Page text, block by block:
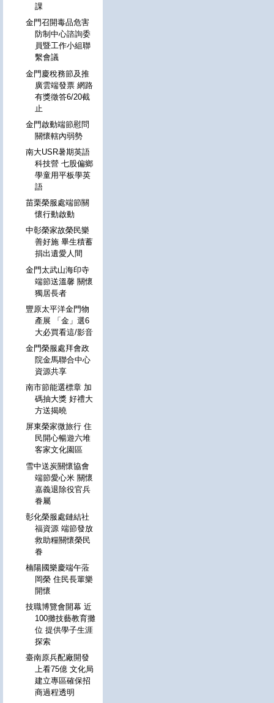
課
金門召開毒品危害
防制中心諮詢委
員暨工作小組聯
繫會議
金門慶稅務節及推
廣雲端發票 網路
有獎徵答6/20截
止
金門啟動端節慰問
關懷轄內弱勢
南大USR暑期英語
科技營 七股偏鄉
學童用平板學英
語
苗栗榮服處端節關
懷行動啟動
中彰榮家故榮民樂
善好施 畢生積蓄
捐出遺愛人間
金門太武山海印寺
端節送溫馨 關懷
獨居長者
豐原太平洋金門物
產展 「金」選6
大必買看這/影音
金門榮服處拜會政
院金馬聯合中心
資源共享
南市節能選標章 加
碼抽大獎 好禮大
方送揭曉
屏東榮家微旅行 住
民開心暢遊六堆
客家文化園區
雪中送炭關懷協會
端節愛心米 關懷
嘉義退除役官兵
眷屬
彰化榮服處鏈結社
福資源 端節發放
救助糧關懷榮民
眷
楠陽國樂慶端午蒞
岡榮 住民長輩樂
開懷
技職博覽會開幕 近
100攤技藝教育攤
位 提供學子生涯
探索
臺南原兵配廠開發
上看75億 文化局
建立專區確保招
商過程透明